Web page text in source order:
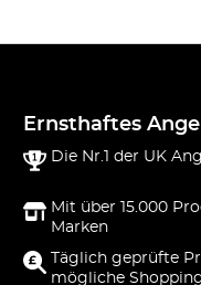
Ernsthaftes
Die Nr.1 der UK
Mit über 15.000
Marken
Täglich geprüfte
mögliche